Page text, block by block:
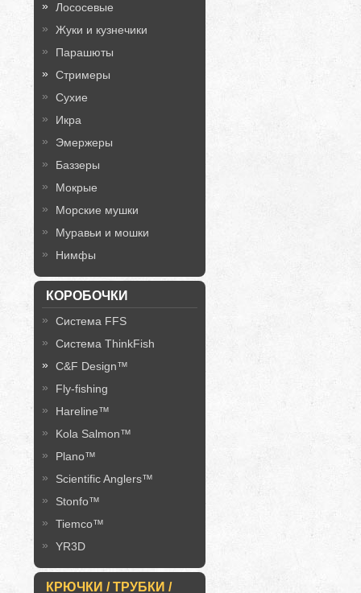
Лососевые
Жуки и кузнечики
Парашюты
Стримеры
Сухие
Икра
Эмержеры
Баззеры
Мокрые
Морские мушки
Муравьи и мошки
Нимфы
КОРОБОЧКИ
Система FFS
Система ThinkFish
C&F Design™
Fly-fishing
Hareline™
Kola Salmon™
Plano™
Scientific Anglers™
Stonfo™
Tiemco™
YR3D
КРЮЧКИ / ТРУБКИ /